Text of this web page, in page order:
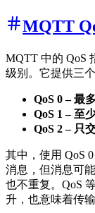
MQTT
MQTT 中的 QoS
级别。它提供三
QoS 0 – 最
QoS 1 – 至
QoS 2 – 只
其中，使用 QoS
消息，但消息可
也不重复。QoS
升，也意味着传